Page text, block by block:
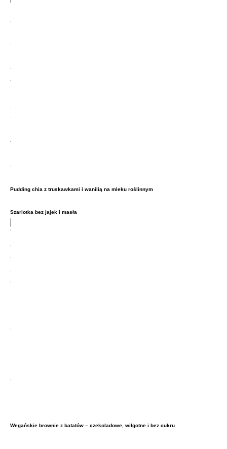
Pudding chia z truskawkami i wanilią na mleku roślinnym
Szarlotka bez jajek i masła
Wegańskie brownie z batatów – czekoladowe, wilgotne i bez cukru